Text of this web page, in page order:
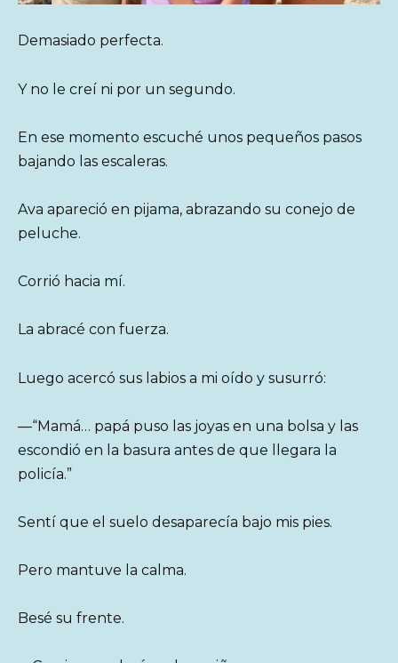
Demasiado perfecta.
Y no le creí ni por un segundo.
En ese momento escuché unos pequeños pasos
bajando las escaleras.
Ava apareció en pijama, abrazando su conejo de
peluche.
Corrió hacia mí.
La abracé con fuerza.
Luego acercó sus labios a mi oído y susurró:
—“Mamá… papá puso las joyas en una bolsa y las
escondió en la basura antes de que llegara la
policía.”
Sentí que el suelo desaparecía bajo mis pies.
Pero mantuve la calma.
Besé su frente.